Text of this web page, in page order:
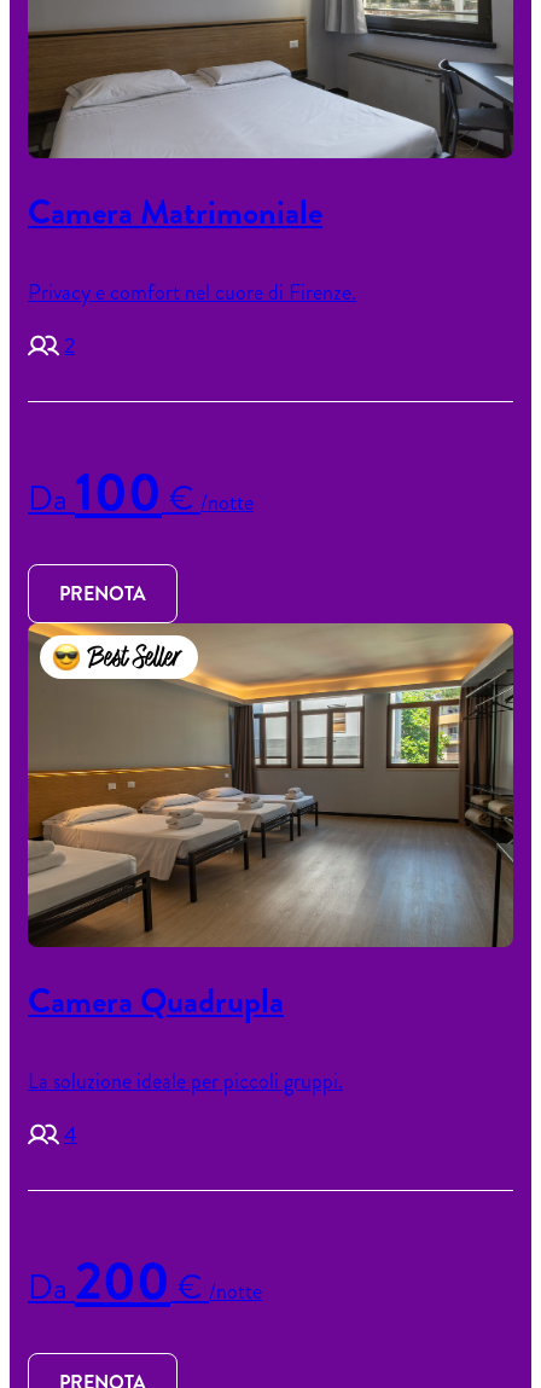
Camera Matrimoniale
Privacy e comfort nel cuore di Firenze.
2
Da100€/notte
PRENOTA
Best Seller
Camera Quadrupla
La soluzione ideale per piccoli gruppi.
4
Da200€/notte